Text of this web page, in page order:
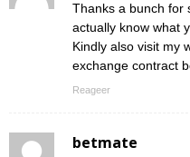
Thanks a bunch for
actually know what
Kindly also visit my
exchange contract
Reageer
betmate